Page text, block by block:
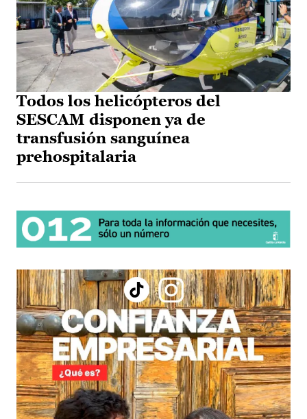
Todos los helicópteros del
SESCAM disponen ya de
transfusión sanguínea
prehospitalaria